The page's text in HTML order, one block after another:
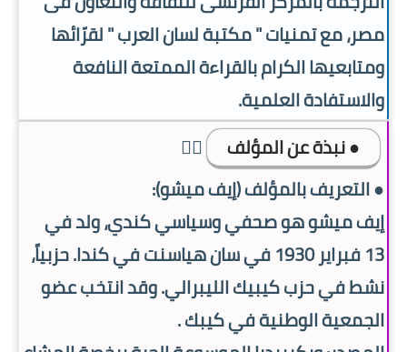
مصر، مع تمنيات " مكتبة لسان العرب " لقرّائها
ومتابعيها الكرام بالقراءة الممتعة النافعة
والاستفادة العلمية.
● نبذة عن المؤلف
👇🏿
● التعريف بالمؤلف (إيف ميشو):
إيف ميشو هو صحفي وسياسي كندي، ولد في
13 فبراير 1930 في سان هياسنت في كندا. حزبياً،
نشط في حزب كيبيك الليبرالي. وقد انتخب عضو
الجمعية الوطنية في كيبك .